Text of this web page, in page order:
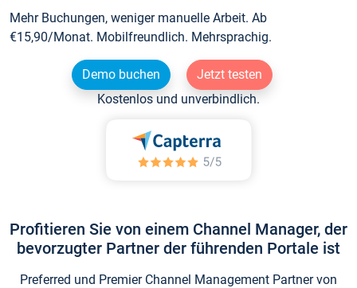
Mehr Buchungen, weniger manuelle Arbeit. Ab
€15,90/Monat. Mobilfreundlich. Mehrsprachig.
Demo buchen
Jetzt testen
Kostenlos und unverbindlich.
Profitieren Sie von einem Channel Manager, der
bevorzugter Partner der führenden Portale ist
Preferred und Premier Channel Management Partner von